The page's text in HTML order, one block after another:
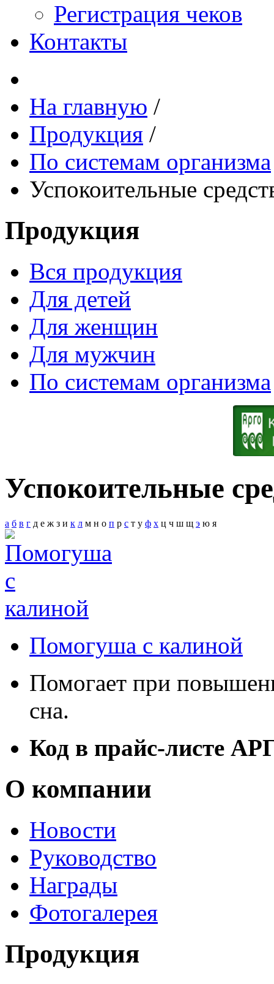
Регистрация чеков
Контакты
На главную /
Продукция /
По системам организма
Успокоительные
Продукция
Вся продукция
Для детей
Для женщин
Для мужчин
По системам организма
Успокоительные
а б в г д е ж з и к л м н о п р с т у ф х ц ч ш щ э ю я
Помогуша с калиной
Помогает при
сна.
Код в прайс-листе
О компании
Новости
Руководство
Награды
Фотогалерея
Продукция